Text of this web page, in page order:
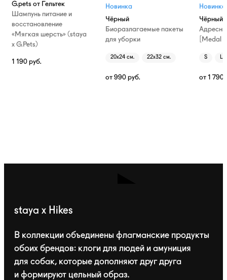
G.pets от Гельтек
Шампунь питание и
восстановление
«Мягкая шерсть» (staya
х G.Pets)
1 190 руб.
Новинка
Чёрный
Биоразлагаемые пакеты
для уборки
20х24 см. 22х32 см.
от 990 руб.
Новинка
Чёрный
[Medal
S L
от 1 790
staya x Hikes
В коллекции объединены флагманские продукты
обоих брендов: клоги для людей и амуниция
для собак, которые дополняют друг друга
и формируют цельный образ.